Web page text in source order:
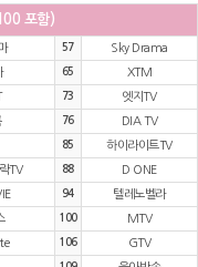
포함)
57 Sky Drama
65 XTM
73 엣지TV
76 DIA TV
85 하이라이트TV
TV 88 D ONE
94 텔레노벨라
100 MTV
106 GTV